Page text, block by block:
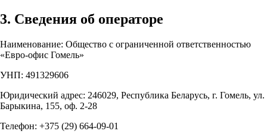
3. Сведения об операторе
Наименование: Общество с ограниченной ответственностью
«Евро-офис Гомель»
УНП: 491329606
Юридический адрес: 246029, Республика Беларусь, г. Гомель, ул.
Барыкина, 155, оф. 2-28
Телефон: +375 (29) 664-09-01